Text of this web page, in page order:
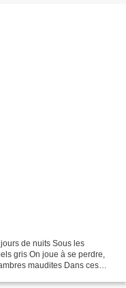
de nuits Sous les
gris On joue à se perdre,
maudites Dans ces